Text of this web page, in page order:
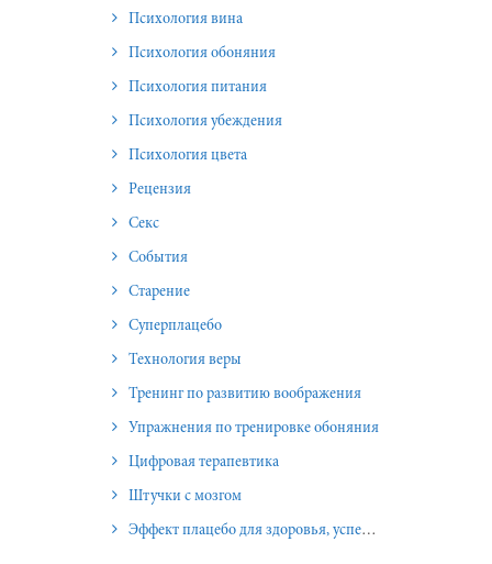
Психология вина
Психология обоняния
Психология питания
Психология убеждения
Психология цвета
Рецензия
Секс
События
Старение
Суперплацебо
Технология веры
Тренинг по развитию воображения
Упражнения по тренировке обоняния
Цифровая терапевтика
Штучки с мозгом
Эффект плацебо для здоровья, успеха и отношений